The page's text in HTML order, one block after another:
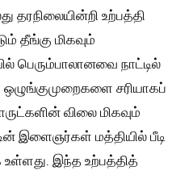
தரநிலையின்றி உற்பத்தி
தீங்கு மிகவும்
பெரும்பாலானவை நாட்டில்
சரியாகப்
விலை மிகவும்
இளைஞர்கள் மத்தியில் பீடி
உள்ளது. இந்த உற்பத்தித்